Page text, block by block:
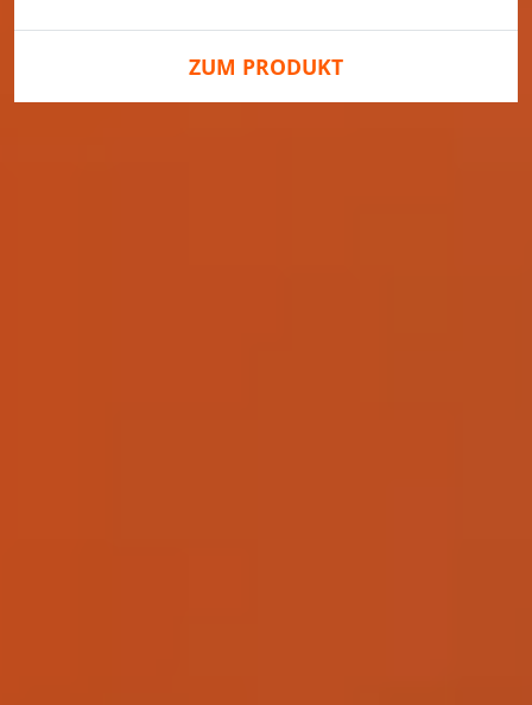
ZUM PRODUKT